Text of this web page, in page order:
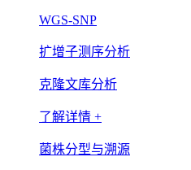
WGS-SNP
扩增子测序分析
克隆文库分析
了解详情 +
菌株分型与溯源